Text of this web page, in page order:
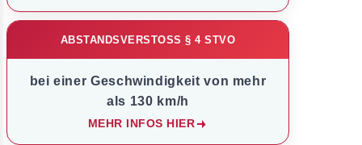
ABSTANDSVERSTOSS § 4 STVO
bei einer Geschwindigkeit von mehr
als 130 km/h
MEHR INFOS HIER